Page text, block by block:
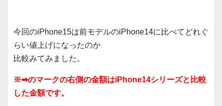
今回のiPhone15は前モデルのiPhone14に比べてどれぐ
らい値上げになったのか
比較みてみました。
※➡のマークの右側の金額はiPhone14シリーズと比較
した金額です。